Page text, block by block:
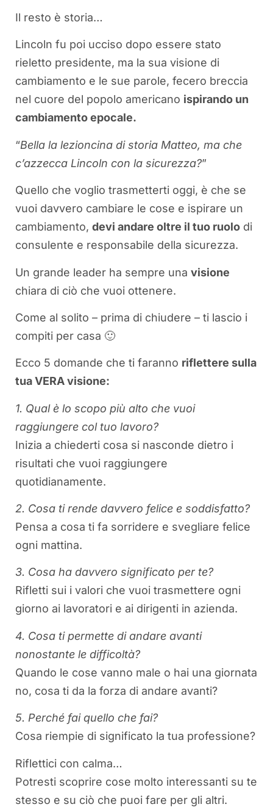
Il resto è storia…
Lincoln fu poi ucciso dopo essere stato
rieletto presidente, ma la sua visione di
cambiamento e le sue parole, fecero breccia
nel cuore del popolo americano ispirando un
cambiamento epocale.
“Bella la lezioncina di storia Matteo, ma che
c’azzecca Lincoln con la sicurezza?”
Quello che voglio trasmetterti oggi, è che se
vuoi davvero cambiare le cose e ispirare un
cambiamento, devi andare oltre il tuo ruolo di
consulente e responsabile della sicurezza.
Un grande leader ha sempre una visione
chiara di ciò che vuoi ottenere.
Come al solito – prima di chiudere – ti lascio i
compiti per casa 🙂
Ecco 5 domande che ti faranno riflettere sulla
tua VERA visione:
1. Qual è lo scopo più alto che vuoi
raggiungere col tuo lavoro?
Inizia a chiederti cosa si nasconde dietro i
risultati che vuoi raggiungere
quotidianamente.
2. Cosa ti rende davvero felice e soddisfatto?
Pensa a cosa ti fa sorridere e svegliare felice
ogni mattina.
3. Cosa ha davvero significato per te?
Rifletti sui i valori che vuoi trasmettere ogni
giorno ai lavoratori e ai dirigenti in azienda.
4. Cosa ti permette di andare avanti
nonostante le difficoltà?
Quando le cose vanno male o hai una giornata
no, cosa ti da la forza di andare avanti?
5. Perché fai quello che fai?
Cosa riempie di significato la tua professione?
Riflettici con calma…
Potresti scoprire cose molto interessanti su te
stesso e su ciò che puoi fare per gli altri.